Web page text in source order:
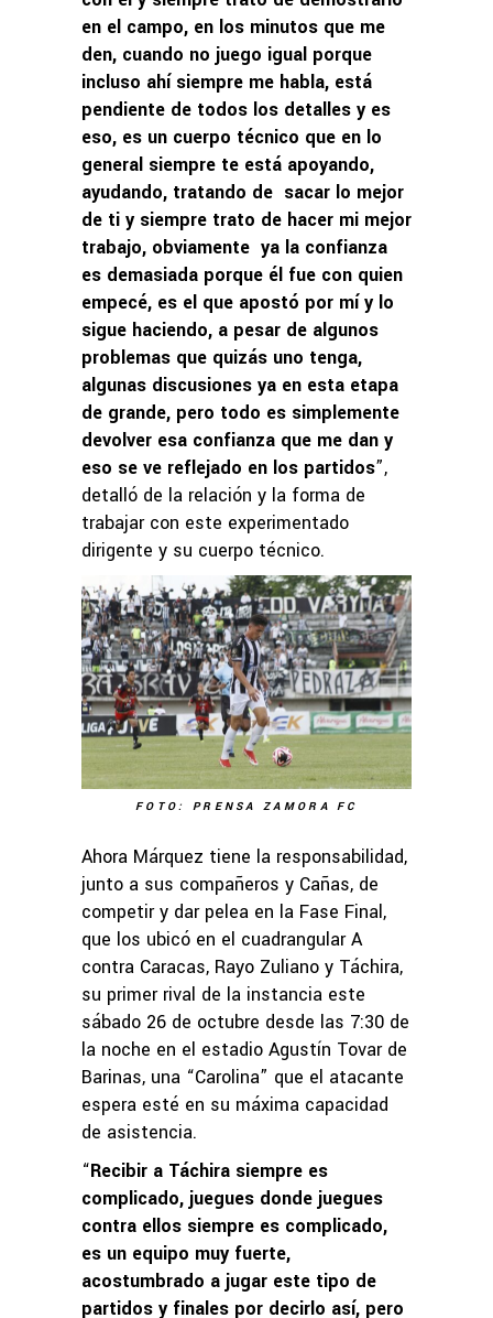
en el campo, en los minutos que me
den, cuando no juego igual porque
incluso ahí siempre me habla, está
pendiente de todos los detalles y es
eso, es un cuerpo técnico que en lo
general siempre te está apoyando,
ayudando, tratando de sacar lo mejor
de ti y siempre trato de hacer mi mejor
trabajo, obviamente ya la confianza
es demasiada porque él fue con quien
empecé, es el que apostó por mí y lo
sigue haciendo, a pesar de algunos
problemas que quizás uno tenga,
algunas discusiones ya en esta etapa
de grande, pero todo es simplemente
devolver esa confianza que me dan y
eso se ve reflejado en los partidos”,
detalló de la relación y la forma de
trabajar con este experimentado
dirigente y su cuerpo técnico.
FOTO: PRENSA ZAMORA FC
Ahora Márquez tiene la responsabilidad,
junto a sus compañeros y Cañas, de
competir y dar pelea en la Fase Final,
que los ubicó en el cuadrangular A
contra Caracas, Rayo Zuliano y Táchira,
su primer rival de la instancia este
sábado 26 de octubre desde las 7:30 de
la noche en el estadio Agustín Tovar de
Barinas, una “Carolina” que el atacante
espera esté en su máxima capacidad
de asistencia.
“Recibir a Táchira siempre es
complicado, juegues donde juegues
contra ellos siempre es complicado,
es un equipo muy fuerte,
acostumbrado a jugar este tipo de
partidos y finales por decirlo así, pero